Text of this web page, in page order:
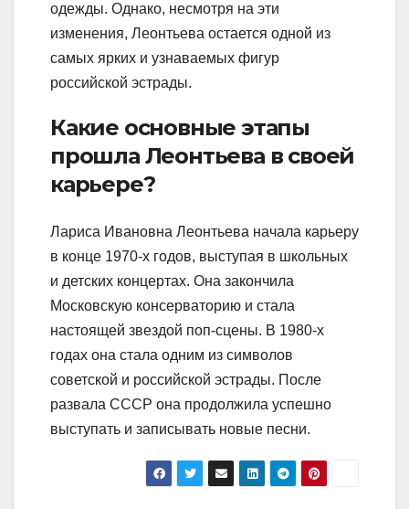
одежды. Однако, несмотря на эти
изменения, Леонтьева остается одной из
самых ярких и узнаваемых фигур
российской эстрады.
Какие основные этапы
прошла Леонтьева в своей
карьере?
Лариса Ивановна Леонтьева начала карьеру
в конце 1970-х годов, выступая в школьных
и детских концертах. Она закончила
Московскую консерваторию и стала
настоящей звездой поп-сцены. В 1980-х
годах она стала одним из символов
советской и российской эстрады. После
развала СССР она продолжила успешно
выступать и записывать новые песни.